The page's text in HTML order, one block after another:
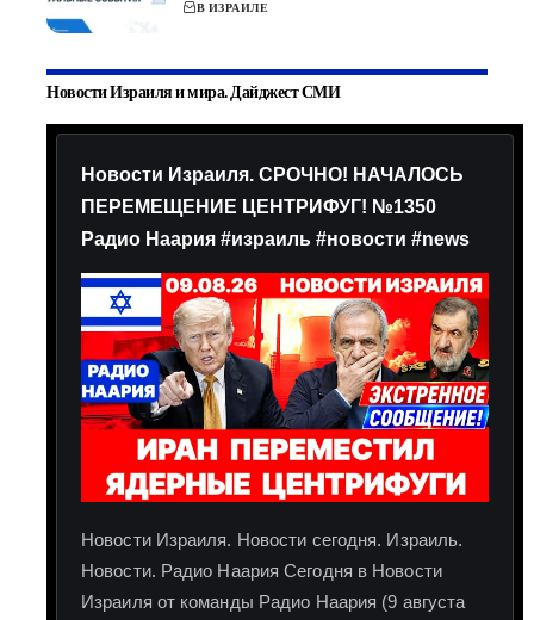
В ИЗРАИЛЕ
Новости Израиля и мира. Дайджест СМИ